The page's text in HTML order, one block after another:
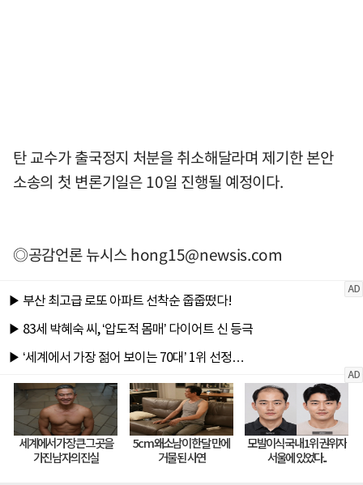
탄 교수가 출국정지 처분을 취소해달라며 제기한 본안
소송의 첫 변론기일은 10일 진행될 예정이다.
◎공감언론 뉴시스hong15@newsis.com